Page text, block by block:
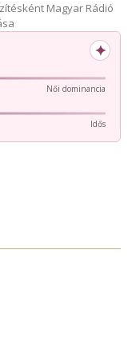
Magyar Rádió
✦
Női dominancia
Idős